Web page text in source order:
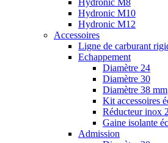
Hydronic M8
Hydronic M10
Hydronic M12
Accessoires
Ligne de carburant
Echappement
Diamètre 24
Diamètre 30
Diamètre 38 mm
Kit accessoires
Réducteur inox
Gaine isolante
Admission